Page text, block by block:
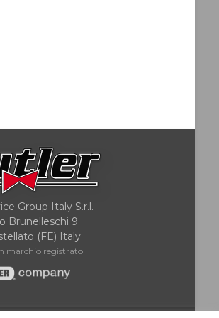
Group Italy S.r.l.
Brunelleschi 9
(FE) Italy
marchio registrato